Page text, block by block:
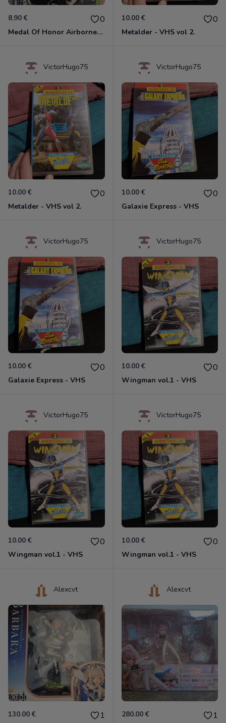
8.90 € 0
Medal Of Honor Airborne Xbox 360
10.00 € 0
Metalder - VHS vol 2.
VictorHugo75
10.00 € 0
Metalder - VHS vol 2.
VictorHugo75
10.00 € 0
Galaxie Express - VHS
VictorHugo75
10.00 € 0
Galaxie Express - VHS
VictorHugo75
10.00 € 0
Wingman vol.1 - VHS
VictorHugo75
10.00 € 0
Wingman vol.1 - VHS
VictorHugo75
10.00 € 0
Wingman vol.1 - VHS
Alexcvt
130.00 € 1
Alexcvt
280.00 € 1